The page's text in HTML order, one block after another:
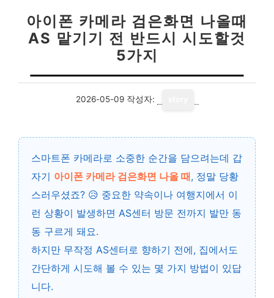
아이폰 카메라 검은화면 나올때
AS 맡기기 전 반드시 시도할것
5가지
2026-05-09 작성자:
스마트폰 카메라로 소중한 순간을 담으려는데 갑
자기 아이폰 카메라 검은화면 나올 때, 정말 당황
스러우셨죠? 😥 중요한 약속이나 여행지에서 이
런 상황이 발생하면 AS센터 방문 전까지 발만 동
동 구르게 돼요.
하지만 무작정 AS센터로 향하기 전에, 집에서도
간단하게 시도해 볼 수 있는 몇 가지 방법이 있답
니다.